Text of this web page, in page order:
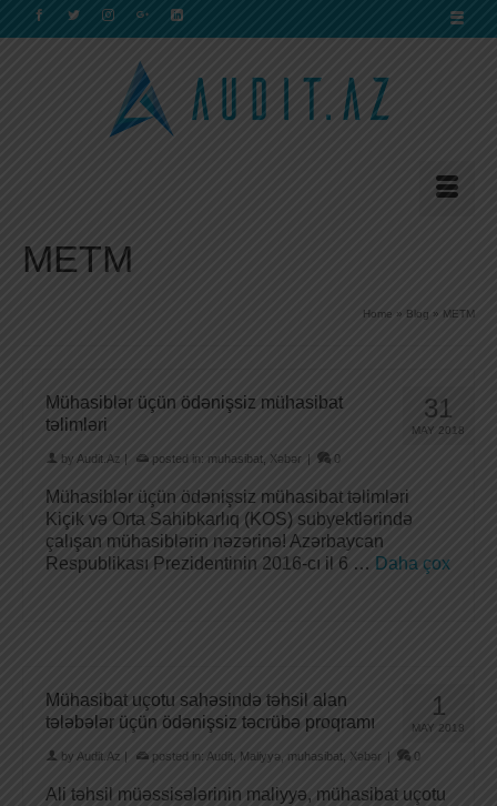
METM
Home » Blog » METM
31
MAY 2018
Mühasiblər üçün ödənişsiz mühasibat
təlimləri
by Audit.Az | posted in: muhasibat Xəbər | 0
Mühasiblər üçün ödənişsiz mühasibat təlimləri
Kiçik və Orta Sahibkarlıq (KOS) subyektlərində
çalışan mühasiblərin nəzərinə! Azərbaycan
Respublikası Prezidentinin 2016-cı il 6 … Daha çox
1
MAY 2018
Mühasibat uçotu sahəsində təhsil alan
tələbələr üçün ödənişsiz təcrübə proqramı
by Audit.Az | posted in: Audit Maliyyə muhasibat Xəbər | 0
Ali təhsil müəssisələrinin maliyyə, mühasibat uçotu